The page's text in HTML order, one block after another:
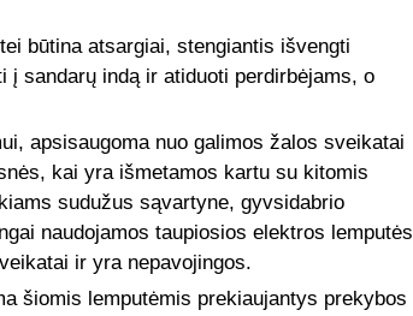
būtina atsargiai, stengiantis išvengti
sandarų indą ir atiduoti perdirbėjams, o
apsisaugoma nuo galimos žalos sveikatai
kai yra išmetamos kartu su kitomis
sudužus sąvartyne, gyvsidabrio
naudojamos taupiosios elektros lemputės
ir yra nepavojingos.
šiomis lemputėmis prekiaujantys prekybos